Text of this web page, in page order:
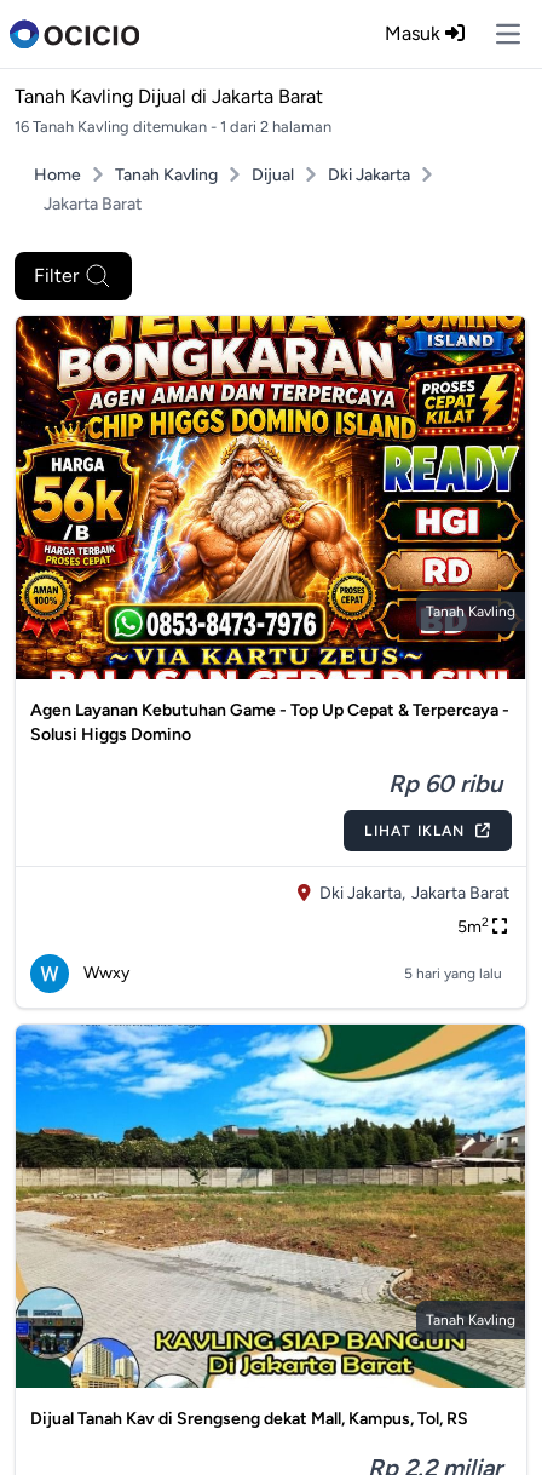
Masuk
Tanah Kavling Dijual di Jakarta Barat
16 Tanah Kavling ditemukan - 1 dari 2 halaman
Home Tanah Kavling Dijual
Dki Jakarta
Jakarta Barat
Filter
Tanah Kavling
Agen Layanan Kebutuhan Game - Top Up Cepat & Terpercaya -
Solusi Higgs Domino
Rp 60 ribu
LIHAT IKLAN
Dki Jakarta, Jakarta Barat
5m2
Wwxy 5 hari yang lalu
Tanah Kavling
Dijual Tanah Kav di Srengseng dekat Mall, Kampus, Tol, RS
Rp 2.2 miliar